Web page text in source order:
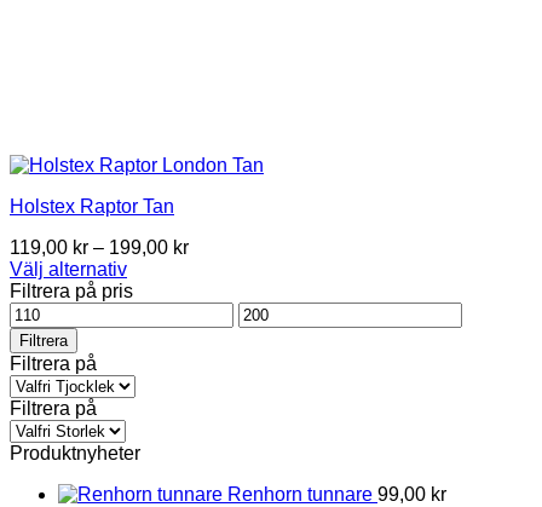
Holstex Raptor Tan
119,00 kr – 199,00 krPrice
through
199,00 kr
Välj alternativ
This
product
has
multiple
variants.
The
options
may
be
chosen
Filtrera på pris
Pris
från
Pris
till
Filtrera
Filtrera på
Filtrera på
Produktnyheter
Renhorn tunnare 99,00 kr